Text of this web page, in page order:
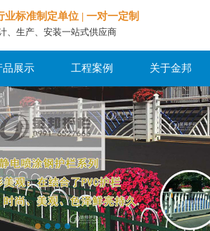
业标准制定单位 | 一对一定制
、生产、安装一站式供应商
品展示 工程案例 关于金邦
与乌鲁木齐市政公园合作栅栏项目！